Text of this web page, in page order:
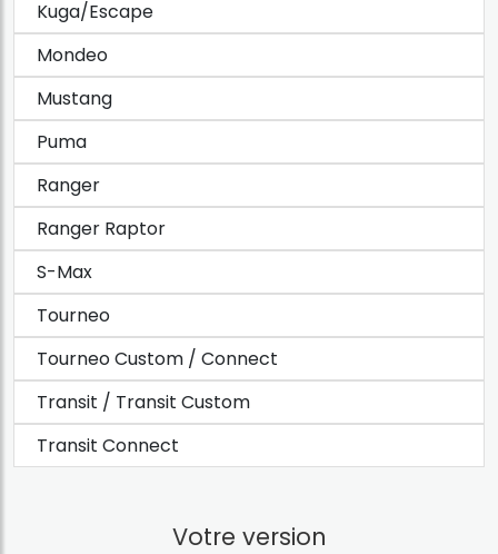
Kuga/Escape
Mondeo
Mustang
Puma
Ranger
Ranger Raptor
S-Max
Tourneo
Tourneo Custom / Connect
Transit / Transit Custom
Transit Connect
Votre version